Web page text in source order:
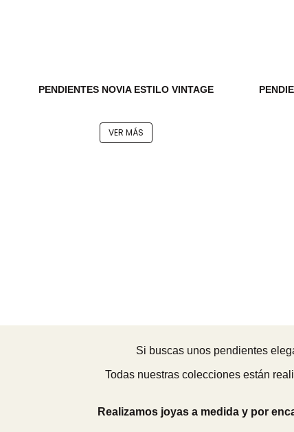
PENDIENTES NOVIA ESTILO VINTAGE
VER MÁS
Si buscas unos pendientes
Todas nuestras colecciones están
Realizamos joyas a medida y por